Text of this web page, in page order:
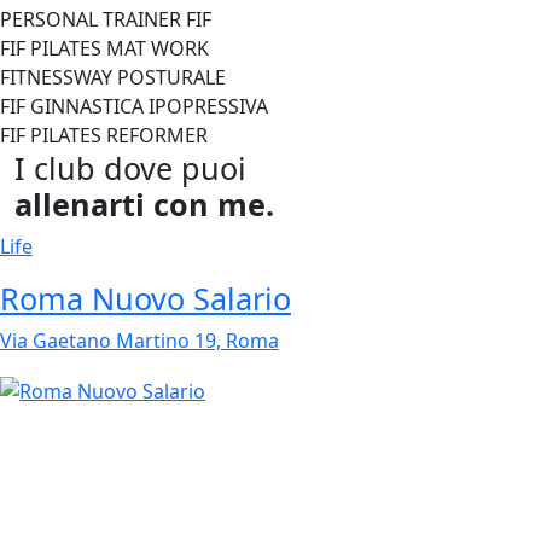
PERSONAL TRAINER FIF
FIF PILATES MAT WORK
FITNESSWAY POSTURALE
FIF GINNASTICA IPOPRESSIVA
FIF PILATES REFORMER
I club dove puoi
allenarti con me.
Life
Roma Nuovo Salario
Via Gaetano Martino 19, Roma